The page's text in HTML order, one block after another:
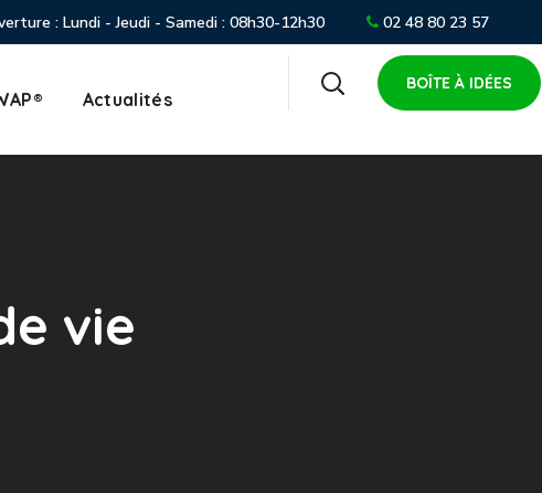
: Lundi - Jeudi - Samedi : 08h30-12h30 02 48 80 23 57
Actualités
BOÎTE À IDÉES
vie